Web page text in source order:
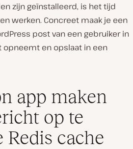
zijn geïnstalleerd, is het tijd
werken. Concreet maak je een
post van een gebruiker in
en opslaat in een
app maken
op te
Redis cache